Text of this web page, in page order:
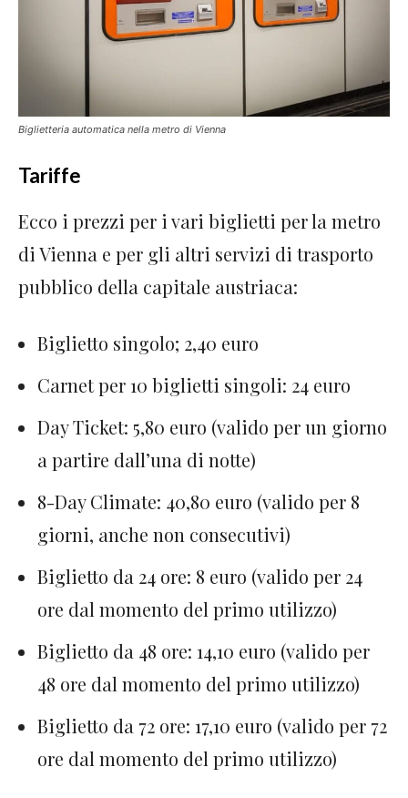
Biglietteria automatica nella metro di Vienna
Tariffe
Ecco i prezzi per i vari biglietti per la metro
di Vienna e per gli altri servizi di trasporto
pubblico della capitale austriaca:
Biglietto singolo; 2,40 euro
Carnet per 10 biglietti singoli: 24 euro
Day Ticket: 5,80 euro (valido per un giorno
a partire dall’una di notte)
8-Day Climate: 40,80 euro (valido per 8
giorni, anche non consecutivi)
Biglietto da 24 ore: 8 euro (valido per 24
ore dal momento del primo utilizzo)
Biglietto da 48 ore: 14,10 euro (valido per
48 ore dal momento del primo utilizzo)
Biglietto da 72 ore: 17,10 euro (valido per 72
ore dal momento del primo utilizzo)